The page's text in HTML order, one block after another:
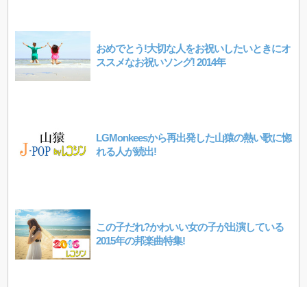
おめでとう!大切な人をお祝いしたいときにオ
ススメなお祝いソング! 2014年
LGMonkeesから再出発した山猿の熱い歌に惚
れる人が続出!
この子だれ?かわいい女の子が出演している
2015年の邦楽曲特集!